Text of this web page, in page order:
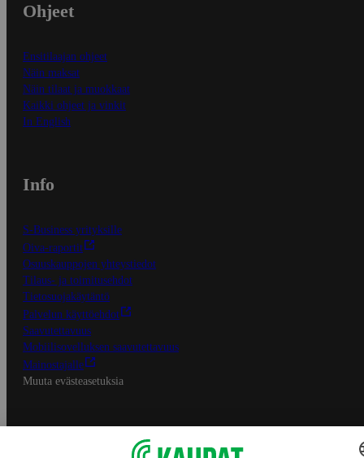
Ohjeet
Ensitilaajan ohjeet
Näin maksat
Näin tilaat ja muokkaat
Kaikki ohjeet ja vinkit
In English
Info
S-Business yrityksille
Oiva-raportit
Osuuskauppojen yhteystiedot
Tilaus- ja toimitusehdot
Tietosuojakäytäntö
Palvelun käyttöehdot
Saavutettavuus
Mobiilisovelluksen saavutettavuus
Mainostajalle
Muuta evästeasetuksia
S-ryhmän palvelut